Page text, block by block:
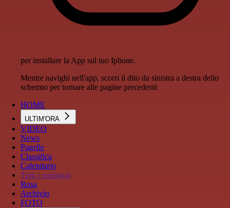
per installare la App sul tuo Iphone.
Mentre navighi nell'app, scorri il dito da sinistra a destra dello
schermo per tornare alle pagine precedenti
HOME
ULTIM'ORA
VIDEO
News
Pagelle
Classifica
Calendario
Tutti i sondaggi
Rosa
Archivio
FOTO